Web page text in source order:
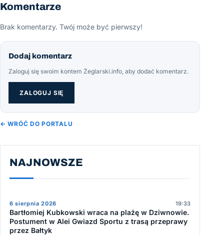
Komentarze
Brak komentarzy. Twój może być pierwszy!
Dodaj komentarz
Zaloguj się swoim kontem Żeglarski.info, aby dodać komentarz.
ZALOGUJ SIĘ
← WRÓĆ DO PORTALU
NAJNOWSZE
6 sierpnia 2026 19:33
Bartłomiej Kubkowski wraca na plażę w Dziwnowie.
Postument w Alei Gwiazd Sportu z trasą przeprawy
przez Bałtyk